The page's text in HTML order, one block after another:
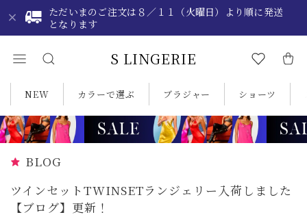
ただいまのご注文は８／１１（火曜日）より順に発送
となります
S LINGERIE
NEW カラーで選ぶ ブラジャー ショーツ
BLOG
ツインセットTWINSETランジェリー入荷しました
【ブログ】更新！